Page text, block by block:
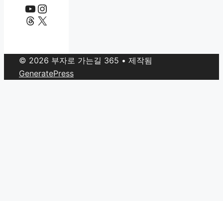
YouTube
Instagram
Threads
X
© 2026 부자로 가는길 365 • 제작됨
GeneratePress